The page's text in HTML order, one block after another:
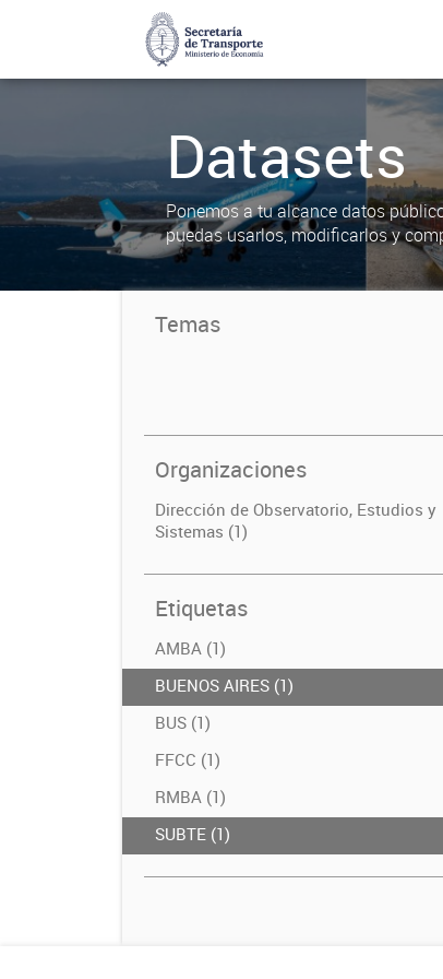
Datasets
Ponemos a tu alcance datos
puedas usarlos, modificarlos y
Temas
Organizaciones
Dirección de Observatorio, Estudios y
Sistemas (1)
Etiquetas
AMBA (1)
BUENOS AIRES (1)
BUS (1)
FFCC (1)
RMBA (1)
SUBTE (1)